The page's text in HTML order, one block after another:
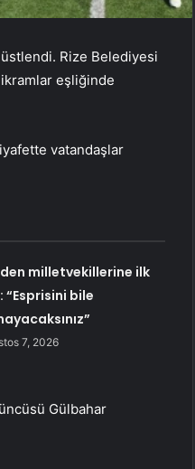
üstlendi. Rize Belediyesi
ikramlar eşliğinde
vatandaşlar
milletvekillerine ilk
“Esprisini bile
7, 2026
Gülbahar